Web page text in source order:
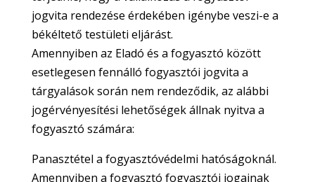
jogvita rendezése érdekében igénybe veszi-e a
békéltető testületi eljárást.
Amennyiben az Eladó és a fogyasztó között
esetlegesen fennálló fogyasztói jogvita a
tárgyalások során nem rendeződik, az alábbi
jogérvényesítési lehetőségek állnak nyitva a
fogyasztó számára:
Panasztétel a fogyasztóvédelmi hatóságoknál.
Amennyiben a fogyasztó fogyasztói jogainak